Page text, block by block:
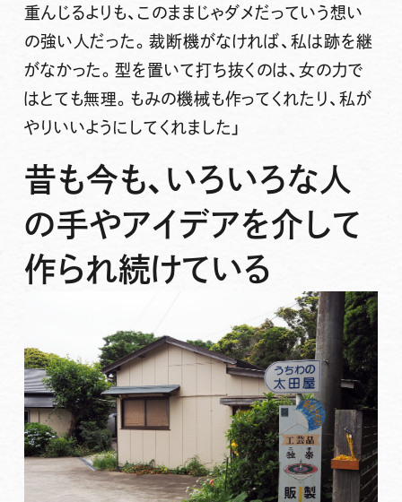
重んじるよりも、このままじゃダメだっていう想い
の強い人だった。裁断機がなければ、私は跡を継
がなかった。型を置いて打ち抜くのは、女の力で
はとても無理。もみの機械も作ってくれたり、私が
やりいいようにしてくれました」
昔も今も、いろいろな人
の手やアイデアを介して
作られ続けている